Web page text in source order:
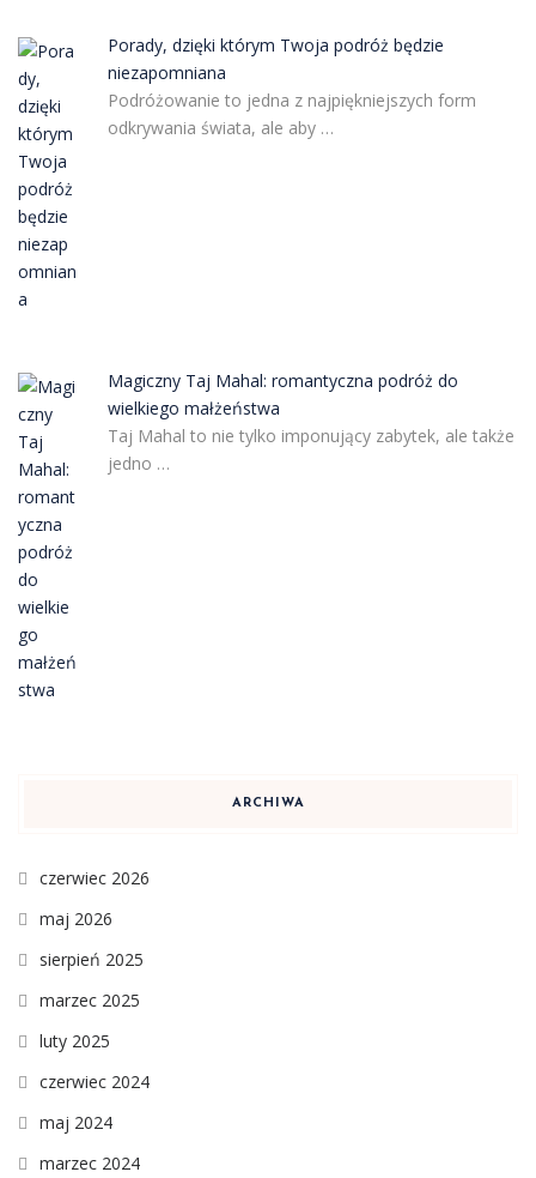
Porady, dzięki którym Twoja podróż będzie
niezapomniana
Podróżowanie to jedna z najpiękniejszych form
odkrywania świata, ale aby …
Magiczny Taj Mahal: romantyczna podróż do
wielkiego małżeństwa
Taj Mahal to nie tylko imponujący zabytek, ale także
jedno …
ARCHIWA
czerwiec 2026
maj 2026
sierpień 2025
marzec 2025
luty 2025
czerwiec 2024
maj 2024
marzec 2024